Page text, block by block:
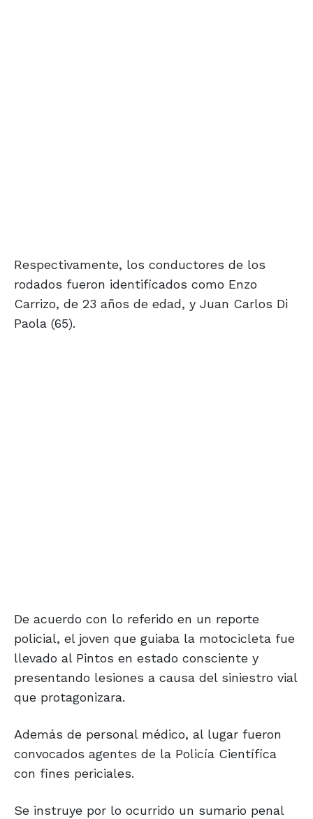
Respectivamente, los conductores de los
rodados fueron identificados como Enzo
Carrizo, de 23 años de edad, y Juan Carlos Di
Paola (65).
De acuerdo con lo referido en un reporte
policial, el joven que guiaba la motocicleta fue
llevado al Pintos en estado consciente y
presentando lesiones a causa del siniestro vial
que protagonizara.
Además de personal médico, al lugar fueron
convocados agentes de la Policía Científica
con fines periciales.
Se instruye por lo ocurrido un sumario penal